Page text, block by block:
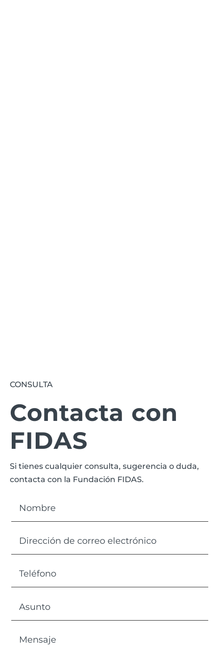
CONSULTA
Contacta con
FIDAS
Si tienes cualquier consulta, sugerencia o duda,
contacta con la Fundación FIDAS.